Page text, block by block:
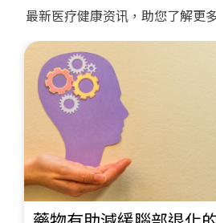
最新医疗健康资讯，助您了解更